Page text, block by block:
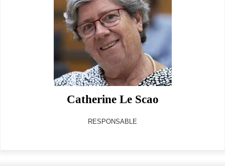
Catherine Le Scao
RESPONSABLE